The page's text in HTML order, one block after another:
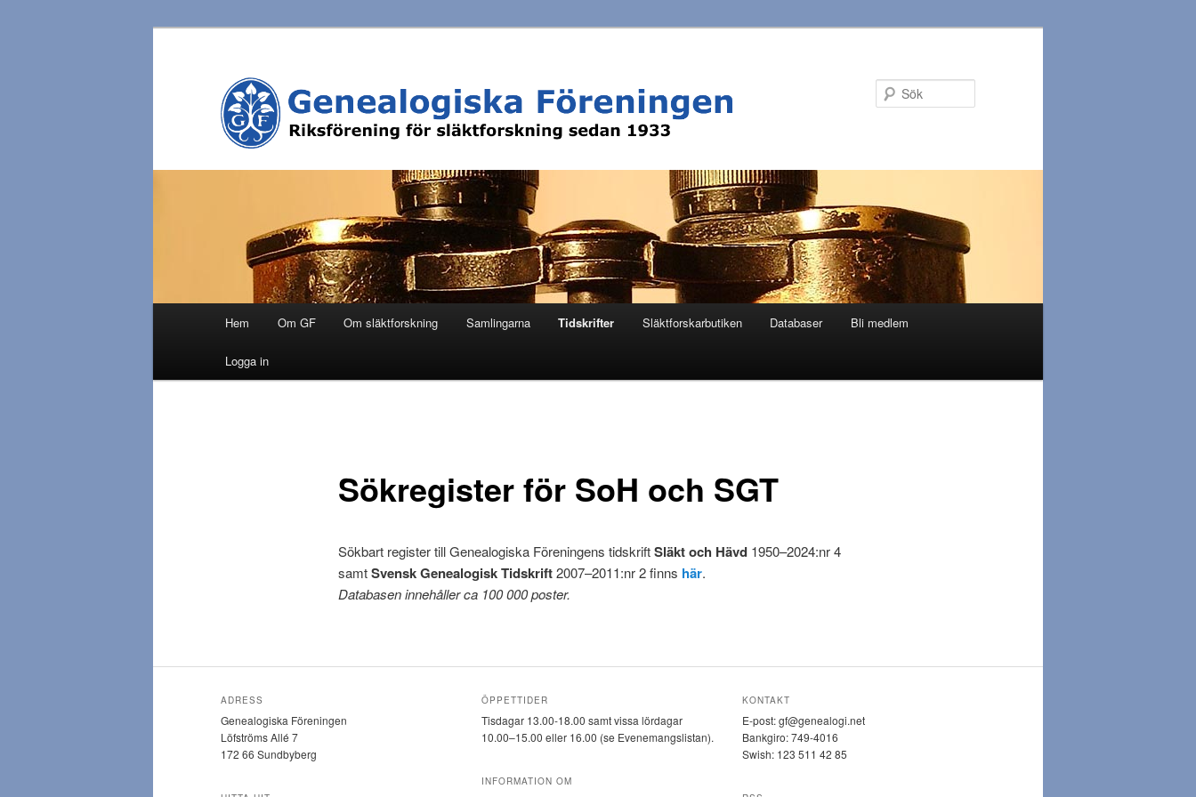
u
Hem Om GF Om släktforskning Samlingarna Tidskrifter Släktforskarbutiken Databaser Bli medlem
Logga in
Sökregister för SoH och SGT
Sökbart register till Genealogiska Föreningens tidskriftSläkt och Hävd1950–2024:nr 4
samtSvensk Genealogisk Tidskrift2007–2011:nr 2 finns här.
Databasen innehåller ca 100 000 poster.
ADRESS
Genealogiska Föreningen
Löfströms Allé 7
172 66 Sundbyberg
ÖPPETTIDER
Tisdagar 13.00-18.00 samt vissa lördagar
10.00–15.00 eller 16.00 (se Evenemangslistan).
INFORMATION OM
KONTAKT
E-post: gf@genealogi.net
Bankgiro: 749-4016
Swish: 123 511 42 85